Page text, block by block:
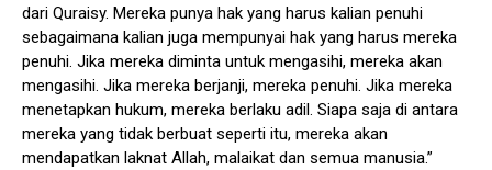
dari Quraisy. Mereka punya hak yang harus kalian penuhi
sebagaimana kalian juga mempunyai hak yang harus mereka
penuhi. Jika mereka diminta untuk mengasihi, mereka akan
mengasihi. Jika mereka berjanji, mereka penuhi. Jika mereka
menetapkan hukum, mereka berlaku adil. Siapa saja di antara
mereka yang tidak berbuat seperti itu, mereka akan
mendapatkan laknat Allah, malaikat dan semua manusia.”